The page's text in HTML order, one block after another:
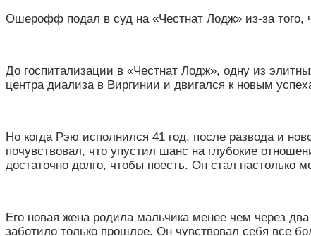
Ошерофф подал в суд на «Честнат Лодж» из-за того,
До госпитализации в «Честнат Лодж», одну из
центра диализа в Виргинии и двигался к новым
Но когда Рэю исполнился 41 год, после развода и
почувствовал, что упустил шанс на глубокие
достаточно долго, чтобы поесть. Он стал настолько
Его новая жена родила мальчика менее чем через
заботило только прошлое. Он чувствовал себя все